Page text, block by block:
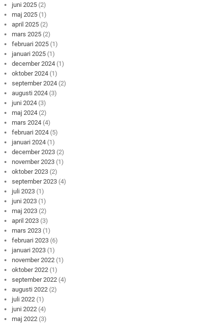
juni 2025 (2)
maj 2025 (1)
april 2025 (2)
mars 2025 (2)
februari 2025 (1)
januari 2025 (1)
december 2024 (1)
oktober 2024 (1)
september 2024 (2)
augusti 2024 (3)
juni 2024 (3)
maj 2024 (2)
mars 2024 (4)
februari 2024 (5)
januari 2024 (1)
december 2023 (2)
november 2023 (1)
oktober 2023 (2)
september 2023 (4)
juli 2023 (1)
juni 2023 (1)
maj 2023 (2)
april 2023 (3)
mars 2023 (1)
februari 2023 (6)
januari 2023 (1)
november 2022 (1)
oktober 2022 (1)
september 2022 (4)
augusti 2022 (2)
juli 2022 (1)
juni 2022 (4)
maj 2022 (3)